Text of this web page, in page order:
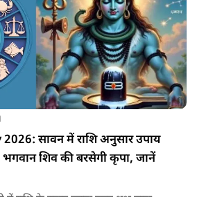
सावन में राशि अनुसार उपाय
शिव की बरसेगी कृपा, जानें